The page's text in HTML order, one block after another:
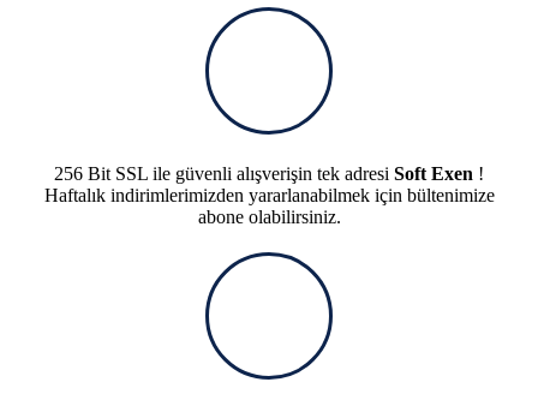
256 Bit SSL ile güvenli alışverişin tek adresi Soft Exen !
Haftalık indirimlerimizden yararlanabilmek için bültenimize
abone olabilirsiniz.